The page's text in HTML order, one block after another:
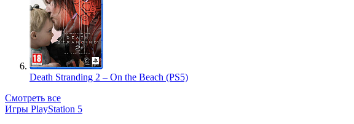
Death Stranding 2 – On the Beach (PS5)
Смотреть все
Игры PlayStation 5